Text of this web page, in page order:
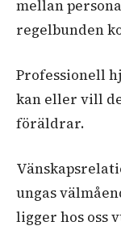
mellan
regelbunden
Professionell
kan eller vill
föräldrar.
ungas
ligger hos oss